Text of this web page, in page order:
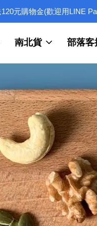
元購物金(歡迎用LINE
南北貨 部落客